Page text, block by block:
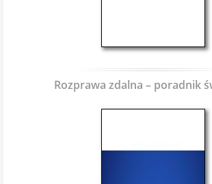
Rozprawa zdalna – poradnik